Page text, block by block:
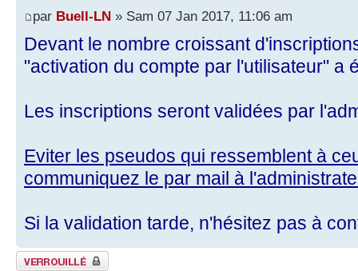
par Buell-LN » Sam 07 Jan 2017, 11:06 am
Devant le nombre croissant
"activation du compte par l'utilisateur" a
Les inscriptions seront validées par
Eviter les pseudos qui ressemblent à
communiquez le par mail à
Si la validation tarde, n'hésitez pas à
Sujet verrouillé